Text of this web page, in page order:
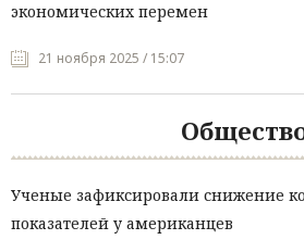
экономических перемен
21 ноября 2025 / 15:07
Ученые зафиксировали снижение
показателей у американцев